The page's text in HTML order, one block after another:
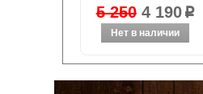
5 250 4 190p